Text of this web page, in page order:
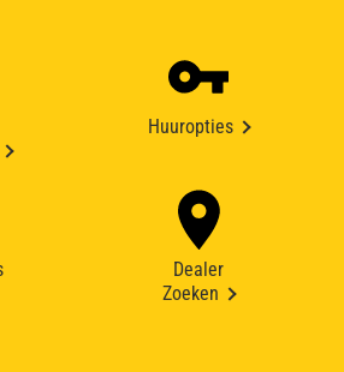
Huuropties
Dealer
Zoeken